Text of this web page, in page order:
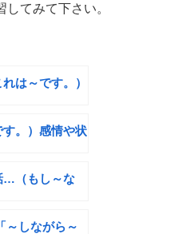
てみて下さい。
は～です。）
。）感情や状
…（もし～な
しながら～